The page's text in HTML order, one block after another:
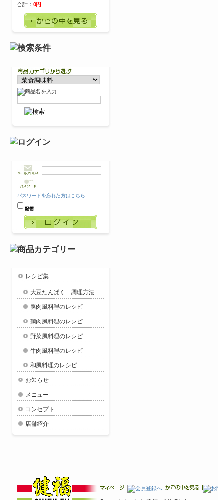
合計： 0円
パスワードを忘れた方はこちら
レシピ集
大豆たんぱく 調理方法
豚肉風料理のレシピ
鶏肉風料理のレシピ
野菜風料理のレシピ
牛肉風料理のレシピ
和風料理のレシピ
お知らせ
メニュー
コンセプト
店舗紹介